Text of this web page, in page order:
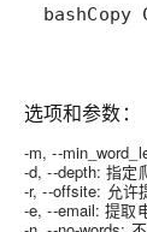
选项和参数：
-m, --
-d, --depth: 指定
-r, --offsite: 允许
-e, --email: 提取